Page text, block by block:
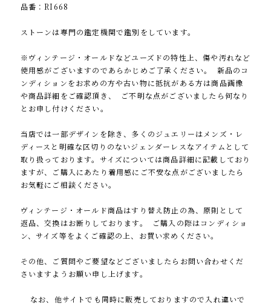
品番：RI668
ストーンは専門の鑑定機関で鑑別をしています。
※ヴィンテージ・オールドなどユーズドの特性上、傷や汚れなど
使用感がございますのであらかじめご了承ください。 新品のコ
ンディションをお求めの方や古い物に抵抗がある方は商品画像
や商品詳細をご確認頂き、 ご不明な点がございましたら何なり
とお申し付けください。
当店では一部デザインを除き、多くのジュエリーはメンズ・レ
ディースと明確な区切りのないジェンダーレスなアイテムとして
取り扱っております。サイズについては商品詳細に記載しており
ますが、ご購入にあたり着用感にご不安な点がございましたら
お気軽にご相談ください。
ヴィンテージ・オールド商品はすり替え防止の為、原則として
返品、交換はお断りしております。 ご購入の際はコンディショ
ン、サイズ等をよくご確認の上、お買い求めください。
その他、ご質問やご要望などございましたらお問い合わせくだ
さいますようお願い申し上げます。
なお、他サイトでも同時に販売しておりますので入れ違いで